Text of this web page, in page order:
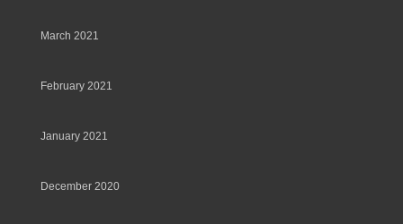
March 2021
February 2021
January 2021
December 2020